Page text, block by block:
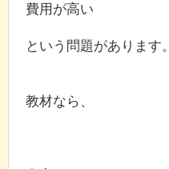
費用が高い
という問題があります。
教材なら、